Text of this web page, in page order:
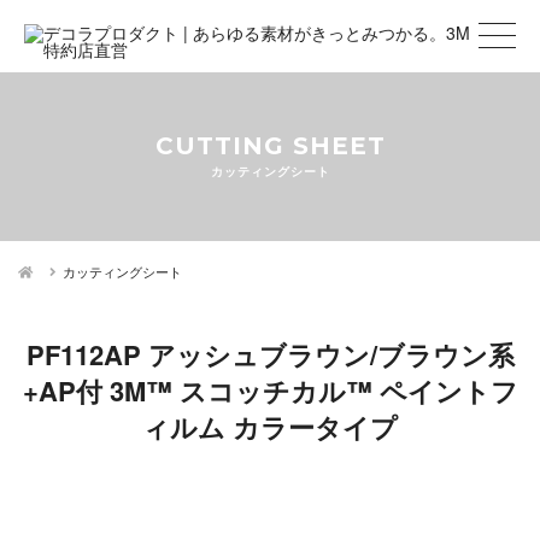
CUTTING SHEET
カッティングシート
カッティングシート
PF112AP アッシュブラウン/ブラウン系
+AP付 3M™ スコッチカル™ ペイントフ
ィルム カラータイプ